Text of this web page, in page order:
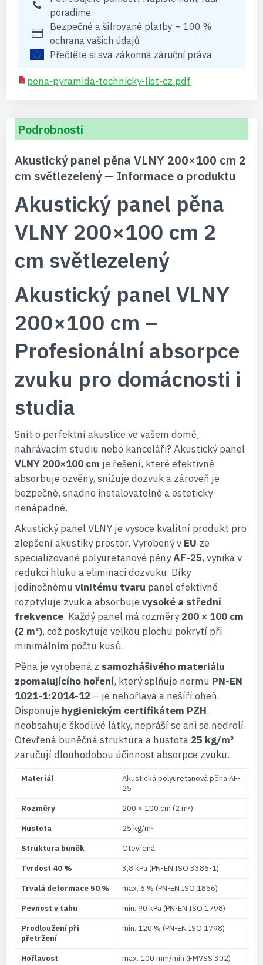
poradíme.
Bezpečné a šifrované platby – 100 %
ochrana vašich údajů
Přečtěte si svá zákonná záruční práva
pena-pyramida-technicky-list-cz.pdf
Podrobnosti
Akustický panel pěna VLNY 200×100 cm 2
cm světlezelený — Informace o produktu
Akustický panel pěna
VLNY 200×100 cm 2
cm světlezelený
Akustický panel VLNY
200×100 cm –
Profesionální absorpce
zvuku pro domácnosti i
studia
Snít o perfektní akustice ve vašem domě,
nahrávacím studiu nebo kanceláři? Akustický panel
VLNY 200×100 cm je řešení, které efektivně
absorbuje ozvěny, snižuje dozvuk a zároveň je
bezpečné, snadno instalovatelné a esteticky
nenápadné.
Akustický panel VLNY je vysoce kvalitní produkt pro
zlepšení akustiky prostor. Vyrobený v EU ze
specializované polyuretanové pěnyAF-25, vyniká v
redukci hluku a eliminaci dozvuku. Díky
jedinečnému vlnitému tvaru panel efektivně
rozptyluje zvuk a absorbujevysoké a střední
frekvence. Každý panel má rozměry200 × 100 cm
(2 m²), což poskytuje velkou plochu pokrytí při
minimálním počtu kusů.
Pěna je vyrobená z samozhášivého materiálu
zpomalujícího hoření, který splňuje normu PN-EN
1021-1:2014-12 – je nehořlavá a nešíří oheň.
Disponuje hygienickým certifikátem PZH,
neobsahuje škodlivé látky, nepráší se ani se nedrolí.
Otevřená buněčná struktura a hustota 25 kg/m³
zaručují dlouhodobou účinnost absorpce zvuku.
Materiál
Akustická polyuretanová pěna AF-
25
Rozměry
200 × 100 cm (2 m²)
Hustota
25 kg/m³
Struktura buněk
Otevřená
Tvrdost 40 %
3,8 kPa (PN-EN ISO 3386-1)
Trvalá deformace 50 %
max. 6 % (PN-EN ISO 1856)
Pevnost v tahu
min. 90 kPa (PN-EN ISO 1798)
Prodloužení při
přetržení
min. 120 % (PN-EN ISO 1798)
Hořlavost max. 100 mm/min (FMVSS 302)